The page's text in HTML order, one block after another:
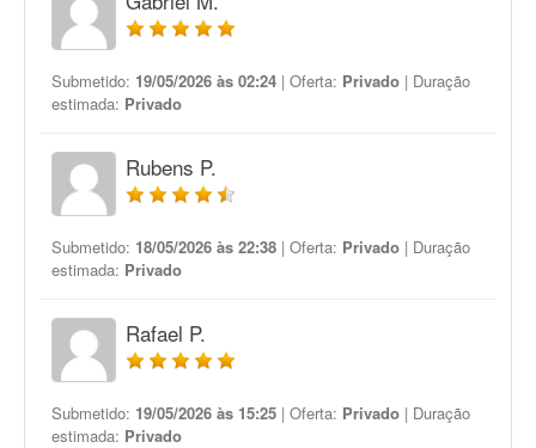
Submetido: 19/05/2026 às 02:24 | Oferta: Privado | Duração
estimada: Privado
Rubens P.
Submetido: 18/05/2026 às 22:38 | Oferta: Privado | Duração
estimada: Privado
Rafael P.
Submetido: 19/05/2026 às 15:25 | Oferta: Privado | Duração
estimada: Privado